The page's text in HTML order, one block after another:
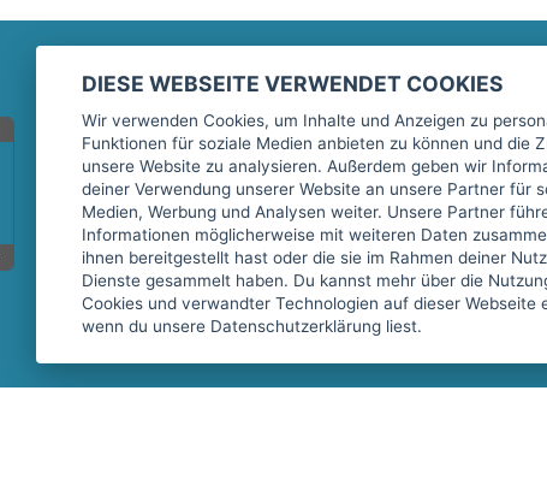
Marktplatz
Kontakt
Preise Marktplatz
FAQ Marktplatz
Über uns
Werbebuchungen
Rechtliches
Impressum
AGB
Datenschutz
Sicherheit
Top-Inserat kündigen
DIESE WEBSEITE VERWENDET COOKIES
Wir verwenden Cookies, um Inhalte und Anzeigen zu
Funktionen für soziale Medien anbieten zu können und die
unsere Website zu analysieren. Außerdem geben wir
deiner Verwendung unserer Website an unsere Partner für
Medien, Werbung und Analysen weiter. Unsere Partner
Informationen möglicherweise mit weiteren Daten
ihnen bereitgestellt hast oder die sie im Rahmen deiner
Dienste gesammelt haben. Du kannst mehr über die
Cookies und verwandter Technologien auf dieser Webseite
wenn du unsere Datenschutzerklärung liest.